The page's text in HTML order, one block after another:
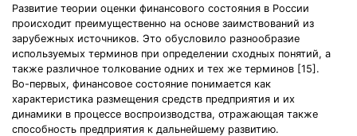
Развитие теории оценки финансового состояния в России
происходит преимущественно на основе заимствований из
зарубежных источников. Это обусловило разнообразие
используемых терминов при определении сходных понятий, а
также различное толкование одних и тех же терминов [15].
Во-первых, финансовое состояние понимается как
характеристика размещения средств предприятия и их
динамики в процессе воспроизводства, отражающая также
способность предприятия к дальнейшему развитию.